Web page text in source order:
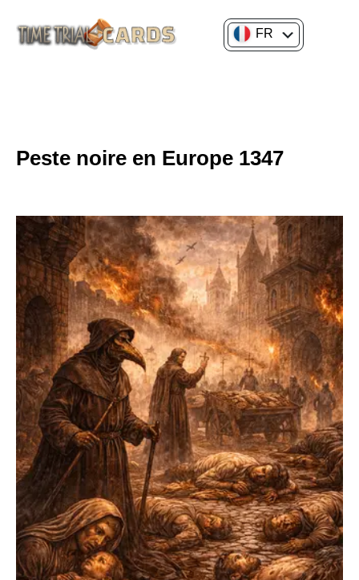
FR
Peste noire en Europe 1347